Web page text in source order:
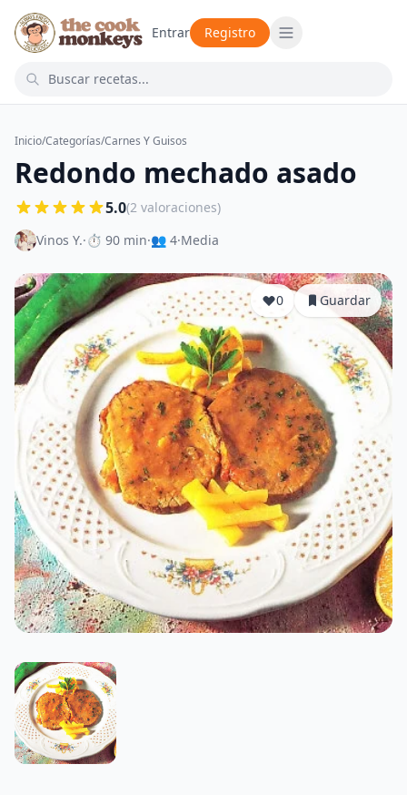
Entrar Registro
Inicio/Categorías/Carnes Y Guisos
Redondo mechado asado
5.0(2 valoraciones)
Vinos Y.·⏱ 90 min·👥 4·Media
0 Guardar